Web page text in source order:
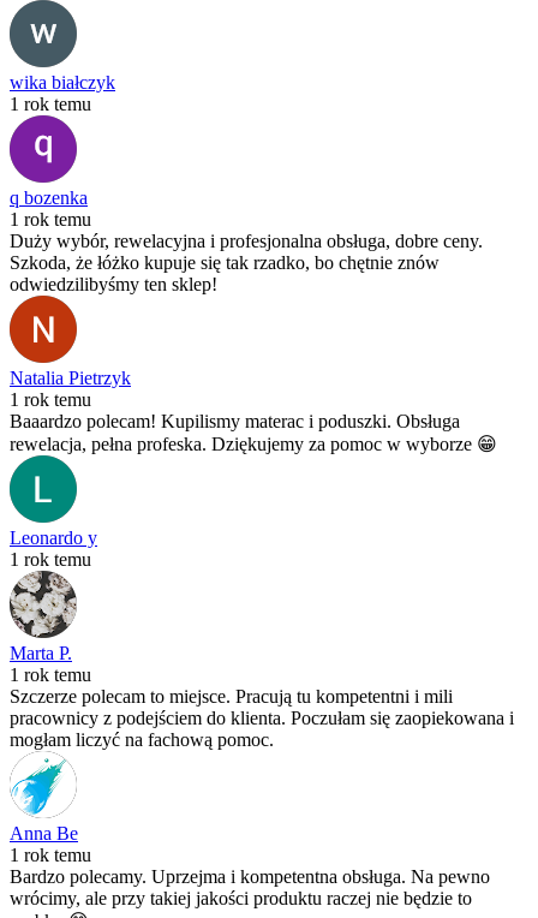
wika białczyk
1 rok temu
q bozenka
1 rok temu
Duży wybór, rewelacyjna i profesjonalna obsługa, dobre ceny.
Szkoda, że łóżko kupuje się tak rzadko, bo chętnie znów
odwiedzilibyśmy ten sklep!
Natalia Pietrzyk
1 rok temu
Baaardzo polecam! Kupilismy materac i poduszki. Obsługa
rewelacja, pełna profeska. Dziękujemy za pomoc w wyborze 😁
Leonardo y
1 rok temu
Marta P.
1 rok temu
Szczerze polecam to miejsce. Pracują tu kompetentni i mili
pracownicy z podejściem do klienta. Poczułam się zaopiekowana i
mogłam liczyć na fachową pomoc.
Anna Be
1 rok temu
Bardzo polecamy. Uprzejma i kompetentna obsługa. Na pewno
wrócimy, ale przy takiej jakości produktu raczej nie będzie to